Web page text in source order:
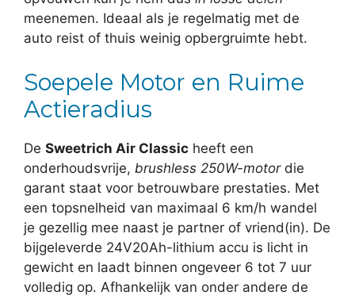
meenemen. Ideaal als je regelmatig met de
auto reist of thuis weinig opbergruimte hebt.
Soepele Motor en Ruime
Actieradius
De Sweetrich Air Classic heeft een
onderhoudsvrije, brushless 250W-motordie
garant staat voor betrouwbare prestaties. Met
een topsnelheid van maximaal 6 km/h wandel
je gezellig mee naast je partner of vriend(in). De
bijgeleverde 24V20Ah-lithium accu is licht in
gewicht en laadt binnen ongeveer 6 tot 7 uur
volledig op. Afhankelijk van onder andere de